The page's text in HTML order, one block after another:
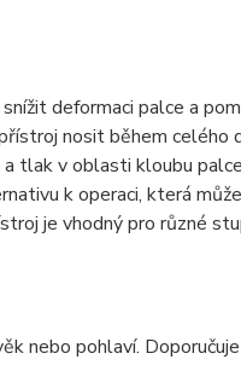
deformaci palce a
nosit během celého
tlak v oblasti kloubu
k operaci, která
je vhodný pro různé
nebo pohlaví.